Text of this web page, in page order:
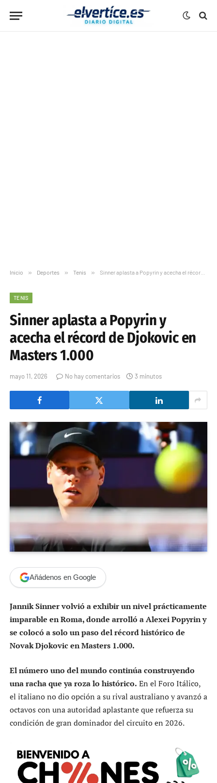
Inicio » Deportes » Tenis » Sinner aplasta a Popyrin y acecha el récord de Djokovic en Masters 1.000
TENIS
Sinner aplasta a Popyrin y
acecha el récord de Djokovic en
Masters 1.000
mayo 11, 2026 No hay comentarios 3 minutos
Añádenos en Google
Jannik Sinner volvió a exhibir un nivel prácticamente
imparable en Roma, donde arrolló a Alexei Popyrin y
se colocó a solo un paso del récord histórico de
Novak Djokovic en Masters 1.000.
El número uno del mundo continúa construyendo
una racha que ya roza lo histórico. En el Foro Itálico,
el italiano no dio opción a su rival australiano y avanzó a
octavos con una autoridad aplastante que refuerza su
condición de gran dominador del circuito en 2026.